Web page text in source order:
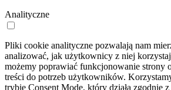
Analityczne
Pliki cookie analityczne pozwalają nam
analizować, jak użytkownicy z niej
możemy poprawiać funkcjonowanie strony
treści do potrzeb użytkowników.
trybie Consent Mode, który działa zgodnie